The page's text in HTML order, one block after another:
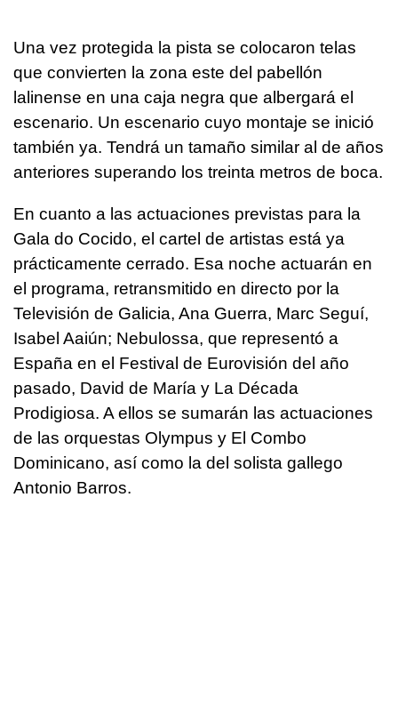
Una vez protegida la pista se colocaron telas
que convierten la zona este del pabellón
lalinense en una caja negra que albergará el
escenario. Un escenario cuyo montaje se inició
también ya. Tendrá un tamaño similar al de años
anteriores superando los treinta metros de boca.
En cuanto a las actuaciones previstas para la
Gala do Cocido, el cartel de artistas está ya
prácticamente cerrado. Esa noche actuarán en
el programa, retransmitido en directo por la
Televisión de Galicia, Ana Guerra, Marc Seguí,
Isabel Aaiún; Nebulossa, que representó a
España en el Festival de Eurovisión del año
pasado, David de María y La Década
Prodigiosa. A ellos se sumarán las actuaciones
de las orquestas Olympus y El Combo
Dominicano, así como la del solista gallego
Antonio Barros.